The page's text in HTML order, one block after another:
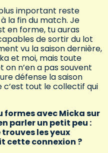
important reste
la fin du match. Je
en forme, tu auras
de sortir du lot
vu la saison dernière,
et moi, mais toute
on n’en a pas souvent
défense la saison
c’est tout le collectif qui
formes avec Micka sur
parler un petit peu :
les yeux
cette connexion ?